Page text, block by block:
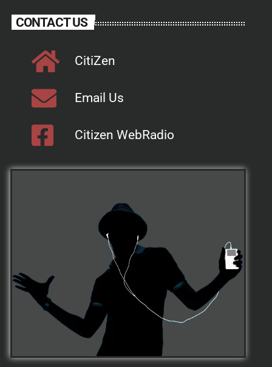
CONTACT US
CitiZen
Email Us
Citizen WebRadio